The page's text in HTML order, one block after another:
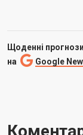
Щоденні
на
Google